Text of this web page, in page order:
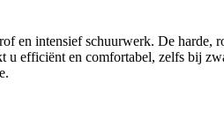
en intensief schuurwerk. De
efficiënt en comfortabel, zelfs bij